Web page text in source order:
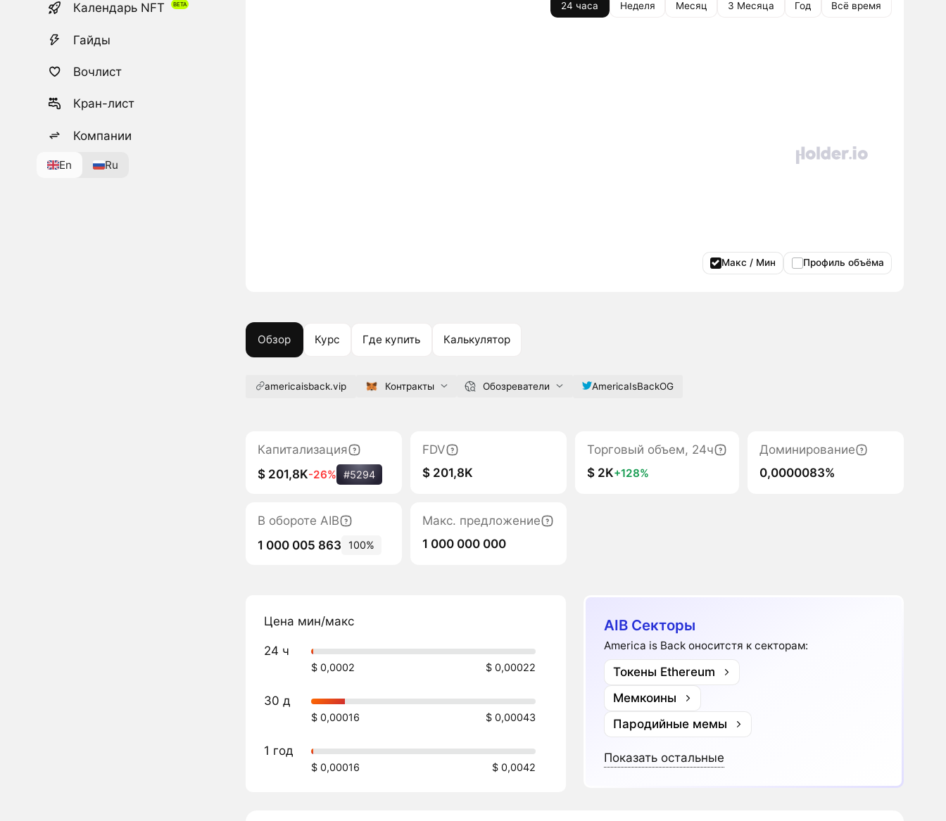
Календарь NFT
Гайды
Вочлист
Кран-лист
Компании
En Ru
24 часа Неделя Месяц 3 Месяца Год Всё время
Макс / Мин Профиль объёма
Обзор Курс Где купить Калькулятор
americaisback.vip Контракты Обозреватели AmericaIsBackOG
Капитализация
$ 201,8K-26% #5294
FDV
$ 201,8K
Торговый объем, 24ч
$ 2K+128%
Доминирование
0,0000083%
В обороте AIB
1 000 005 863
100%
Макс. предложение
1 000 000 000
Цена мин/макс
24 ч
$ 0,0002 $ 0,00022
30 д
$ 0,00016 $ 0,00043
1 год
$ 0,00016 $ 0,0042
AIB Секторы
America is Back оноситстя к секторам:
Токены Ethereum
Мемкоины
Пародийные мемы
Показать остальные